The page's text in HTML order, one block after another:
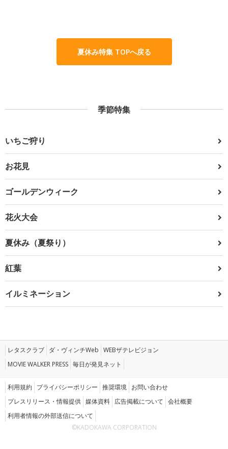
夏休み特集 TOPへ戻る
季節特集
いちご狩り
お花見
ゴールデンウィーク
花火大会
夏休み（夏祭り）
紅葉
イルミネーション
レタスクラブ ダ・ヴィンチWeb WEBザテレビジョン
MOVIE WALKER PRESS 毎日が発見ネット
利用規約 プライバシーポリシー 推奨環境 お問い合わせ
プレスリリース・情報提供 媒体資料 広告掲載について 会社概要
利用者情報の外部送信について
©KADOKAWA CORPORATION